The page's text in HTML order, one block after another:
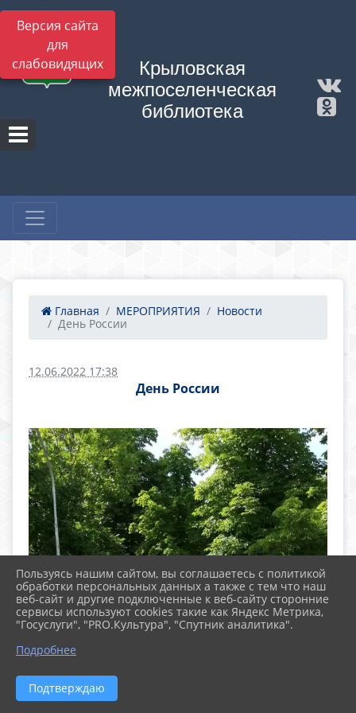
Версия сайта
для
слабовидящих
Крыловская
межпоселенческая
библиотека
Главная МЕРОПРИЯТИЯ
Новости
День России
12.06.2022 17:38
День России
Пользуясь нашим сайтом, вы соглашаетесь с политикой
обработки персональных данных а также с тем что наш
веб-сайт и другие подключенные к веб-сайту сторонние
сервисы используют cookies такие как Яндекс Метрика,
"Госуслуги", "PRO.Культура", "Спутник аналитика".
Подробнее
Подтверждаю